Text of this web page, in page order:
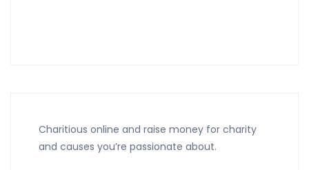
Charitious online and raise money for charity
and causes you’re passionate about.